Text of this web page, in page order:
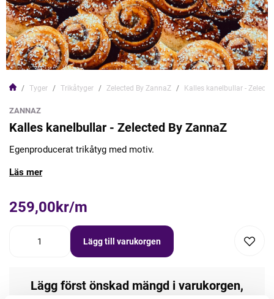
Tyger Trikåtyger Zelected By ZannaZ Kalles kanelbullar -
ZANNAZ
Kalles kanelbullar - Zelected By ZannaZ
Egenproducerat trikåtyg med motiv.
Läs mer
259,00kr/m
Lägg till varukorgen
Lägg först önskad mängd i varukorgen,